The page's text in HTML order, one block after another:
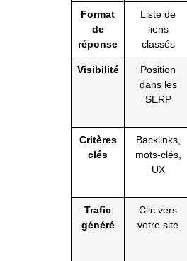
Format
de
réponse
Liste de
liens
classés
Visibilité
Position
dans les
SERP
Critères
clés
Backlinks,
mots-clés,
UX
Trafic
généré
Clic vers
votre site